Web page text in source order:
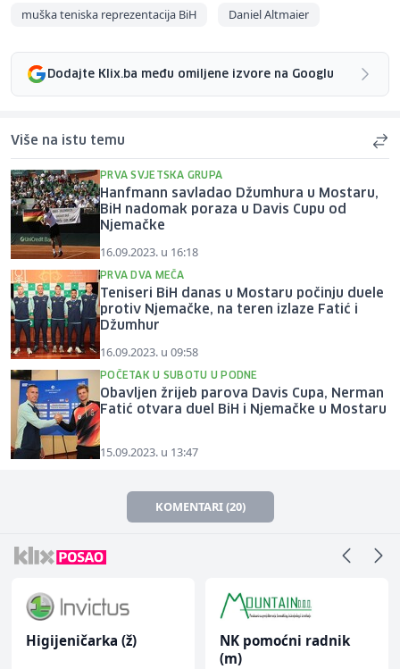
muška teniska reprezentacija BiH Daniel Altmaier
Dodajte Klix.ba među omiljene izvore na Googlu
Više na istu temu
PRVA SVJETSKA GRUPA
Hanfmann savladao Džumhura u Mostaru,
BiH nadomak poraza u Davis Cupu od
Njemačke
16.09.2023. u 16:18
PRVA DVA MEČA
Teniseri BiH danas u Mostaru počinju duele
protiv Njemačke, na teren izlaze Fatić i
Džumhur
16.09.2023. u 09:58
POČETAK U SUBOTU U PODNE
Obavljen žrijeb parova Davis Cupa, Nerman
Fatić otvara duel BiH i Njemačke u Mostaru
15.09.2023. u 13:47
KOMENTARI (20)
Higijeničarka (ž)
NK pomoćni radnik
(m)